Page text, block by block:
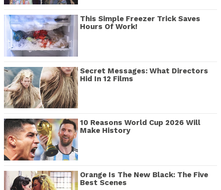
This Simple Freezer Trick Saves
Hours Of Work!
Secret Messages: What Directors
Hid In 12 Films
10 Reasons World Cup 2026 Will
Make History
Orange Is The New Black: The Five
Best Scenes